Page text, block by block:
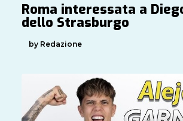
Roma interessata a
dello Strasburgo
by Redazione